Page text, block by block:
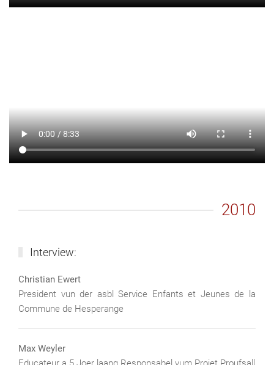
2010
Interview:
Christian Ewert
President vun der asbl Service Enfants et Jeunes de la
Commune de Hesperange
Max Weyler